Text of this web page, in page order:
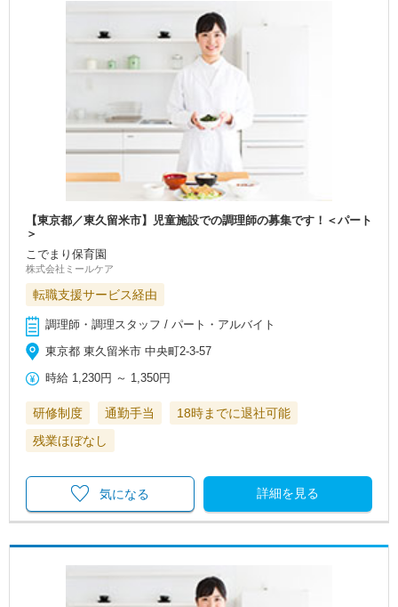
【東京都／東久留米市】児童施設での調理師の募集です！＜パート
＞
こでまり保育園
株式会社ミールケア
転職支援サービス経由
調理師・調理スタッフ / パート・アルバイト
東京都 東久留米市 中央町2-3-57
時給 1,230円 ～ 1,350円
研修制度 通勤手当
18時までに退社可能
残業ほぼなし
詳細を見る
気になる